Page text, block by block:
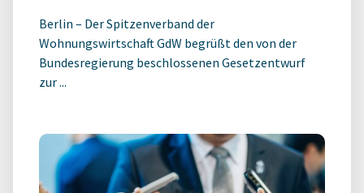
Berlin – Der Spitzenverband der
Wohnungswirtschaft GdW begrüßt den von der
Bundesregierung beschlossenen Gesetzentwurf
zur ...